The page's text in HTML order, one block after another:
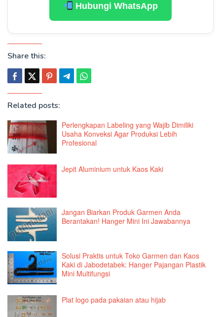
Hubungi WhatsApp
Share this:
Related posts:
Perlengkapan Labeling yang Wajib Dimiliki
Usaha Konveksi Agar Produksi Lebih
Profesional
Jepit Aluminium untuk Kaos Kaki
Jangan Biarkan Produk Garmen Anda
Berantakan! Hanger Mini Ini Jawabannya
Solusi Praktis untuk Toko Garmen dan Kaos
Kaki di Jabodetabek: Hanger Pajangan Plastik
Mini Multifungsi
Plat logo pada pakaian atau hijab